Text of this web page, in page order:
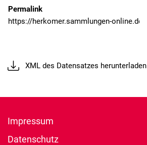
Permalink
XML des Datensatzes herunterladen
Impressum
Datenschutz